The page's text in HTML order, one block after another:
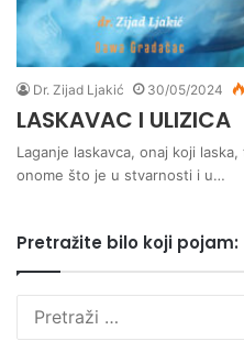
Dr. Zijad Ljakić 30/05/2024
LASKAVAC I ULIZICA
Laganje laskavca, onaj koji
onome što je u stvarnosti i u…
Pretražite bilo koji pojam: